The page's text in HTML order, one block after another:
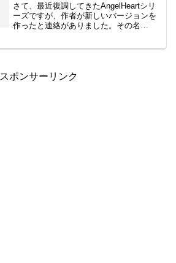
さて、最近復調してきたAngelHeartシリ
ーズですが、作者が新しいバージョンを
作ったと連絡がありました。その名
スポンサーリンク